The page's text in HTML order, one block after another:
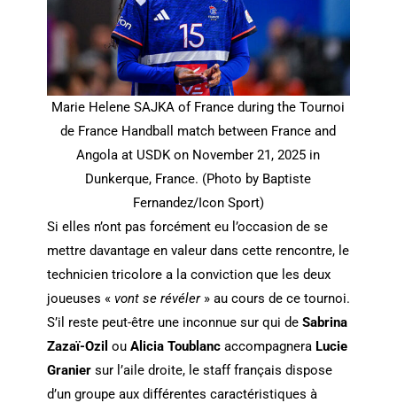
Marie Helene SAJKA of France during the Tournoi
de France Handball match between France and
Angola at USDK on November 21, 2025 in
Dunkerque, France. (Photo by Baptiste
Fernandez/Icon Sport)
Si elles n’ont pas forcément eu l’occasion de se
mettre davantage en valeur dans cette rencontre, le
technicien tricolore a la conviction que les deux
joueuses « vont se révéler» au cours de ce tournoi.
S’il reste peut-être une inconnue sur qui de Sabrina
Zazaï-Ozil ou Alicia Toublancaccompagnera Lucie
Graniersur l’aile droite, le staff français dispose
d’un groupe aux différentes caractéristiques à